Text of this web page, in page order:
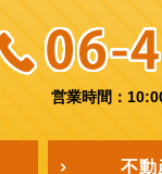
営業時間：
不動